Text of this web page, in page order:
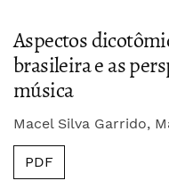
Aspectos
brasileira e as
música
Macel Silva Garrido,
PDF